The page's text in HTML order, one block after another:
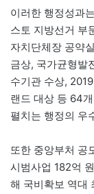
이러한 행정성과
스토 지방선거 부
자치단체장 공약
금상, 국가균형발
수기관 수상,
랜드 대상 등 64
펼치는 행정의 우
또한 중앙부처 공
시범사업 182억
해 국비확보 역대